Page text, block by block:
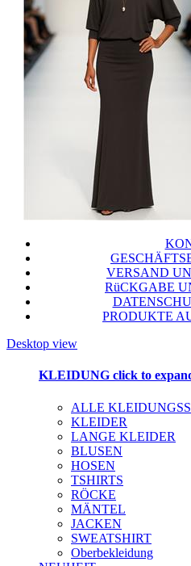
VERSAND
RüCKGABE
PRODUKTE
Desktop view
KLEIDUNG click to
ALLE
KLEIDER
LANGE KLEIDER
BLUSEN
HOSEN
TSHIRTS
RÖCKE
MÄNTEL
JACKEN
SWEATSHIRT
Oberbekleidung